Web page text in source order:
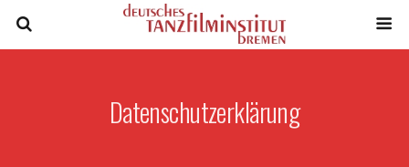
Datenschutzerklärung